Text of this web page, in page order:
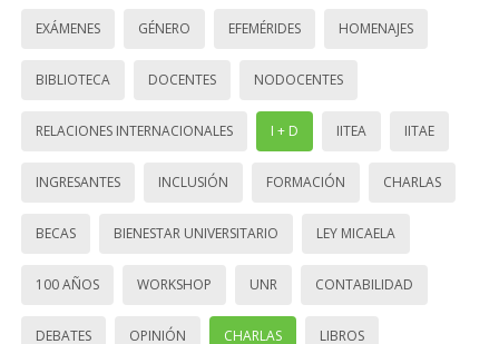
EXÁMENES GÉNERO EFEMÉRIDES HOMENAJES
BIBLIOTECA DOCENTES NODOCENTES
RELACIONES INTERNACIONALES I + D IITEA IITAE
INGRESANTES INCLUSIÓN FORMACIÓN CHARLAS
BECAS BIENESTAR UNIVERSITARIO LEY MICAELA
100 AÑOS WORKSHOP UNR CONTABILIDAD
DEBATES OPINIÓN CHARLAS LIBROS